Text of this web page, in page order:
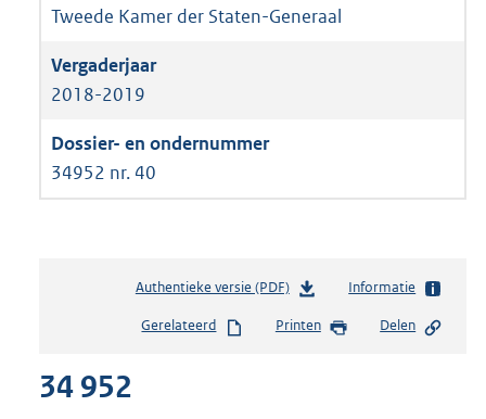
Tweede Kamer der Staten-Generaal
2018-2019
34952 nr. 40
Authentieke versie (PDF)b
s
Informatie
Gerelateerd Printen Delen
34 952